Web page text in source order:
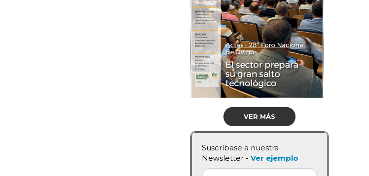
VER MÁS
Suscríbase a nuestra
Newsletter - Ver ejemplo